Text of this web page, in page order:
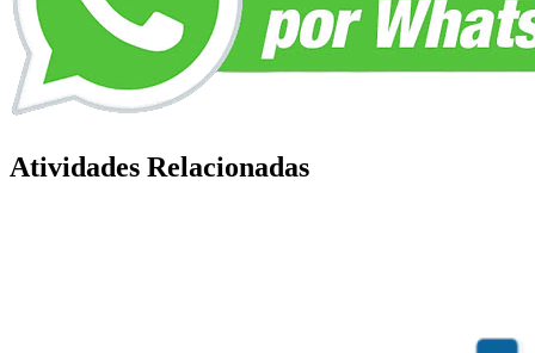
Atividades Relacionadas